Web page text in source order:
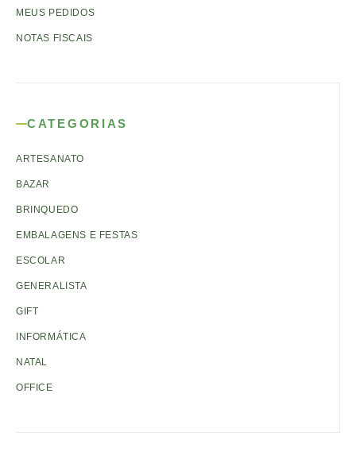
MEUS PEDIDOS
NOTAS FISCAIS
CATEGORIAS
ARTESANATO
BAZAR
BRINQUEDO
EMBALAGENS E FESTAS
ESCOLAR
GENERALISTA
GIFT
INFORMÁTICA
NATAL
OFFICE